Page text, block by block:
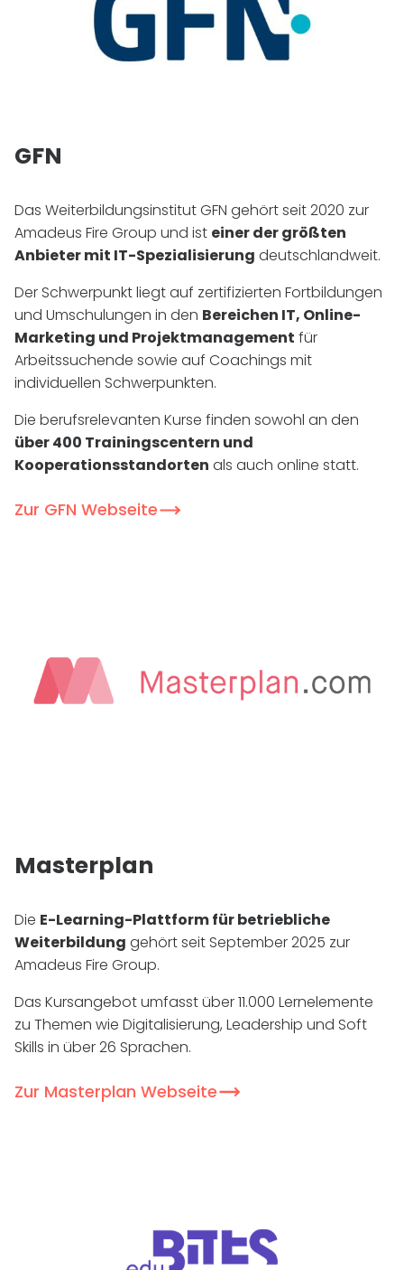
GFN
Das Weiterbildungsinstitut GFN gehört seit 2020 zur
Amadeus Fire Group und ist einer der größten
Anbieter mit IT-Spezialisierung deutschlandweit.
Der Schwerpunkt liegt auf zertifizierten Fortbildungen
und Umschulungen in den Bereichen IT, Online-
Marketing und Projektmanagement für
Arbeitssuchende sowie auf Coachings mit
individuellen Schwerpunkten.
Die berufsrelevanten Kurse finden sowohl an den
über 400 Trainingscentern und
Kooperationsstandorten als auch online statt.
Zur GFN Webseite
Masterplan
Die E-Learning-Plattform für betriebliche
Weiterbildung gehört seit September 2025 zur
Amadeus Fire Group.
Das Kursangebot umfasst über 11.000 Lernelemente
zu Themen wie Digitalisierung, Leadership und Soft
Skills in über 26 Sprachen.
Zur Masterplan Webseite